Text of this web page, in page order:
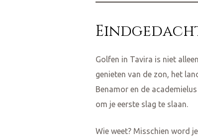
Golfen in Tavira is niet
genieten van de zon, het
Benamor en de
om je eerste slag te slaan.
Wie weet? Misschien word